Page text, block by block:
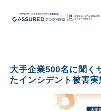
導
大手企業500名に聞く
たインシデント被害